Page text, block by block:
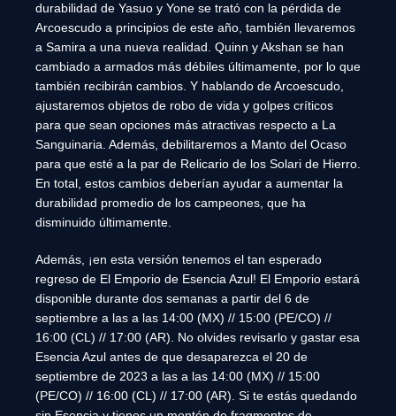
durabilidad de Yasuo y Yone se trató con la pérdida de
Arcoescudo a principios de este año, también llevaremos
a Samira a una nueva realidad. Quinn y Akshan se han
cambiado a armados más débiles últimamente, por lo que
también recibirán cambios. Y hablando de Arcoescudo,
ajustaremos objetos de robo de vida y golpes críticos
para que sean opciones más atractivas respecto a La
Sanguinaria. Además, debilitaremos a Manto del Ocaso
para que esté a la par de Relicario de los Solari de Hierro.
En total, estos cambios deberían ayudar a aumentar la
durabilidad promedio de los campeones, que ha
disminuido últimamente.
Además, ¡en esta versión tenemos el tan esperado
regreso de El Emporio de Esencia Azul! El Emporio estará
disponible durante dos semanas a partir del 6 de
septiembre a las a las 14:00 (MX) // 15:00 (PE/CO) //
16:00 (CL) // 17:00 (AR). No olvides revisarlo y gastar esa
Esencia Azul antes de que desaparezca el 20 de
septiembre de 2023 a las a las 14:00 (MX) // 15:00
(PE/CO) // 16:00 (CL) // 17:00 (AR). Si te estás quedando